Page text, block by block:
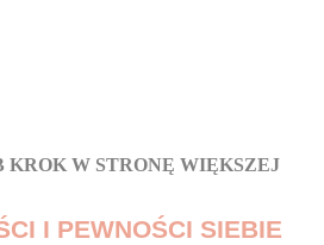
KROK W STRONĘ WIĘKSZEJ
I PEWNOŚCI SIEBIE